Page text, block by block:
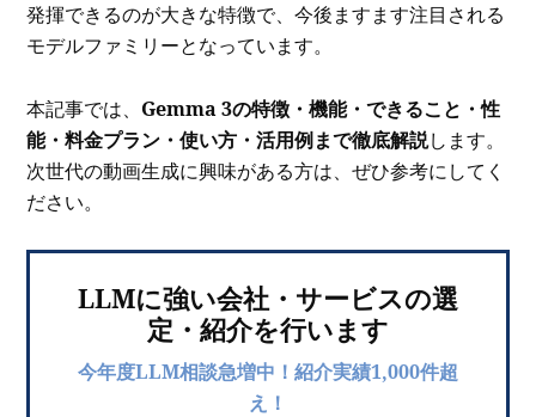
発揮できるのが大きな特徴で、今後ますます注目される
モデルファミリーとなっています。
本記事では、 Gemma 3の特徴・機能・できること・性
能・料金プラン・使い方・活用例まで徹底解説します。
次世代の動画生成に興味がある方は、ぜひ参考にしてく
ださい。
LLMに強い会社・サービスの選
定・紹介を行います
今年度LLM相談急増中！紹介実績1,000件超
え！